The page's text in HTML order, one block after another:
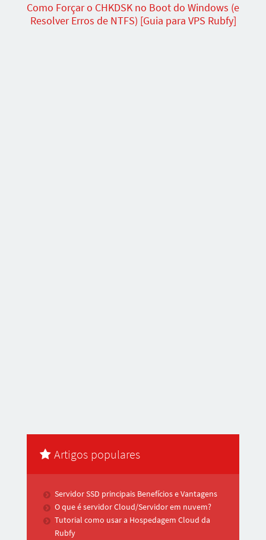
Como Forçar o CHKDSK no Boot do Windows (e
Resolver Erros de NTFS) [Guia para VPS Rubfy]
Artigos populares
Servidor SSD principais Benefícios e Vantagens
O que é servidor Cloud/Servidor em nuvem?
Tutorial como usar a Hospedagem Cloud da
Rubfy